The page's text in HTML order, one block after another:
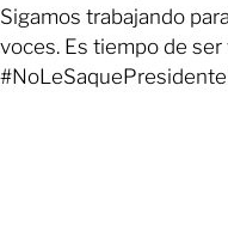
Sigamos trabajando
voces. Es tiempo de ser